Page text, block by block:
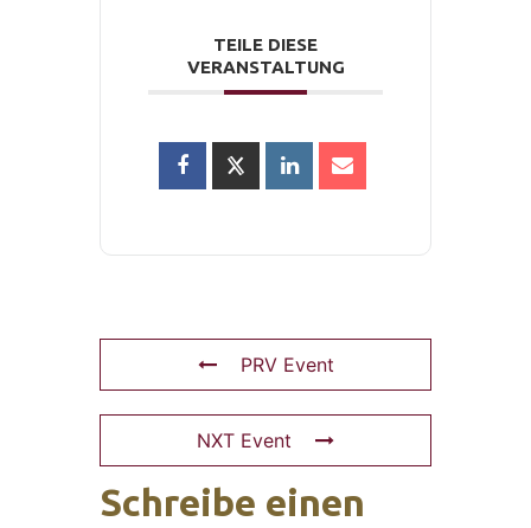
TEILE DIESE
VERANSTALTUNG
PRV Event
NXT Event
Schreibe einen